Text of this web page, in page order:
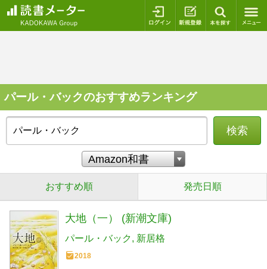
ログイン 新規登録
パール・バックのおすすめランキング
検索
おすすめ順 発売日順
大地（一） (新潮文庫)
パール・バック 新居格
2018